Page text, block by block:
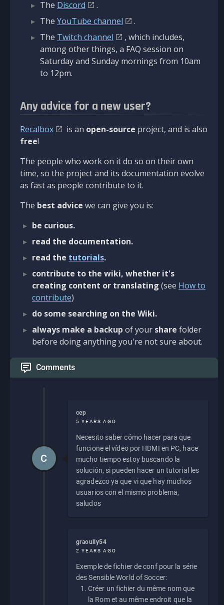
The Discord
.
The YouTube channel
.
The Twitch channel
, which includes,
among other things, a FAQ session on
Saturday and Sunday mornings from 10am
to 12pm.
Any advice for a new user?
Recalbox is an open-source project, and is also
free!
The people who work on it do so on their own
time, so the project and its documentation evolve
as fast as people contribute to it.
The best advice we can give you is:
be curious.
read the documentation.
read the tutorials.
contribute to the wiki, whether it's
creating content or translating (see How to
contribute)
do some searching on the Wiki.
always make a backup of your share folder
before doing anything you're not sure about.
Comments
cep
5 YEARS AGO
Necesito saber cómo hacer para que
funcione el vídeo por HDMI en PC, hace
mucho tiempo estoy buscando la
solución, si pueden hacer un tutorial les
agradezco ya que vi que hay muchos
usuarios con el mismo problema,
saludos
C
graoully54
2 YEARS AGO
Exemple de fichier de conf pour la série
des Sensible World of Soccer:
Créer un fichier du même nom que
la Rom et au même endroit que la